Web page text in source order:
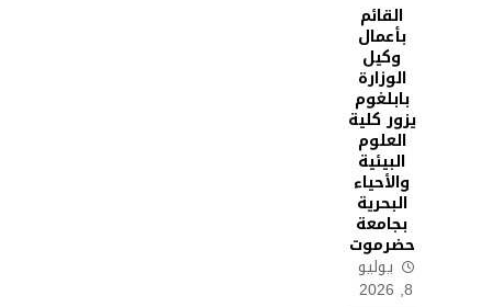
القائم
بأعمال
وكيل
الوزارة
بابلغوم
يزور كلية
العلوم
البيئية
والأحياء
البحرية
بجامعة
حضرموت
يوليو
8, 2026